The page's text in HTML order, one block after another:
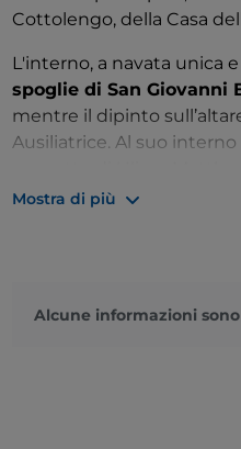
Cottolengo, della Casa
L'interno, a navata unica e
spoglie di San Giovanni
mentre il dipinto
Ausiliatrice. Al suo
Mostra di più
Alcune informazioni